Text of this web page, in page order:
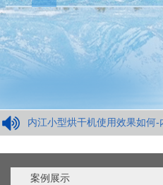
内江小型烘干机使用效果如何-
案例展示